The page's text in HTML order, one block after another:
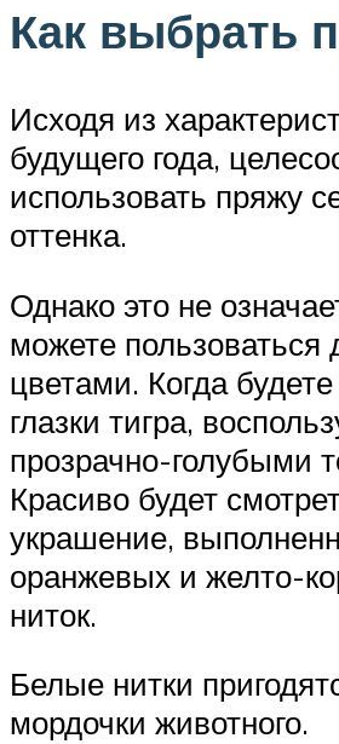
Как выбрать
Исходя из
будущего года,
использовать пряжу
оттенка.
Однако это не
можете пользоваться
цветами. Когда
глазки тигра,
прозрачно-голубыми
Красиво будет
украшение,
оранжевых и желто-
ниток.
Белые нитки
мордочки животного.